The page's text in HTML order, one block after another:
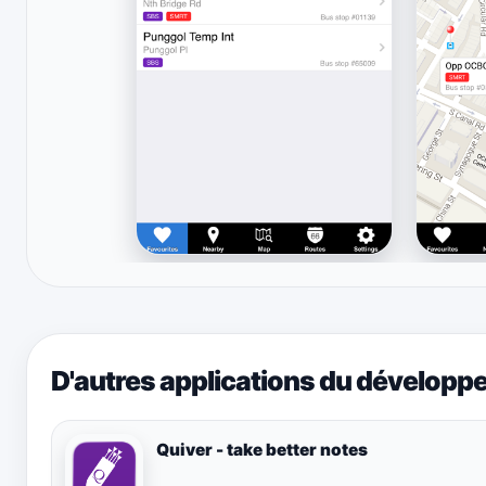
D'autres applications du
Quiver - take better notes